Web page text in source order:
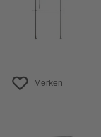
Merken